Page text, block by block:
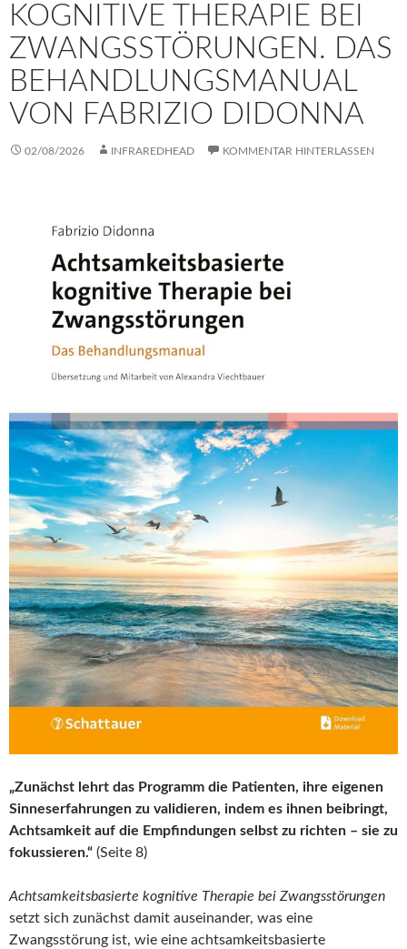
KOGNITIVE THERAPIE BEI
ZWANGSSTÖRUNGEN. DAS
BEHANDLUNGSMANUAL
VON FABRIZIO DIDONNA
02/08/2026 INFRAREDHEAD KOMMENTAR HINTERLASSEN
„Zunächst lehrt das Programm die Patienten, ihre eigenen
Sinneserfahrungen zu validieren, indem es ihnen beibringt,
Achtsamkeit auf die Empfindungen selbst zu richten – sie zu
fokussieren.“ (Seite 8)
Achtsamkeitsbasierte kognitive Therapie bei Zwangsstörungen
setzt sich zunächst damit auseinander, was eine
Zwangsstörung ist, wie eine achtsamkeitsbasierte